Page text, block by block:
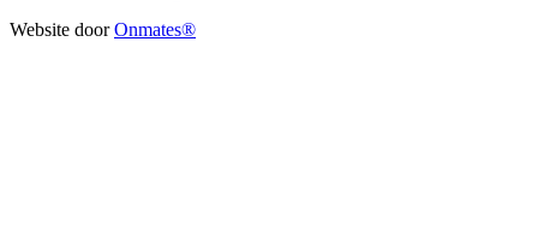
Website doorOnmates®